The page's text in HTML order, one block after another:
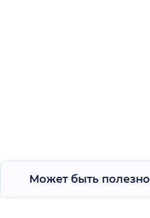
Может быть полезно